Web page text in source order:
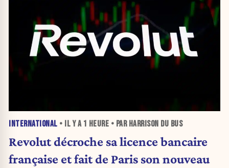
INTERNATIONAL • IL Y A 1 HEURE • PAR HARRISON DU BUS
Revolut décroche sa licence bancaire
française et fait de Paris son nouveau